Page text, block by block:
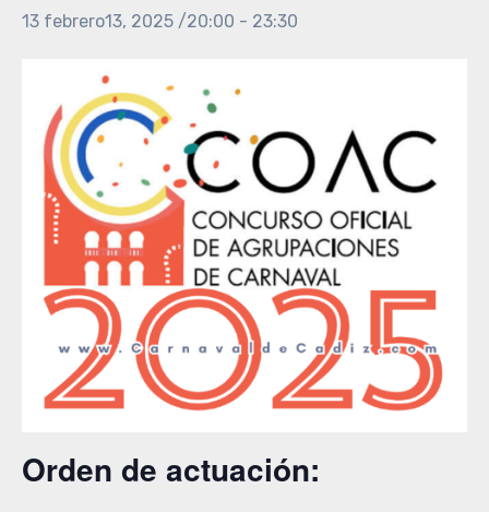
13 febrero13, 2025 /20:00 - 23:30
Orden de actuación: